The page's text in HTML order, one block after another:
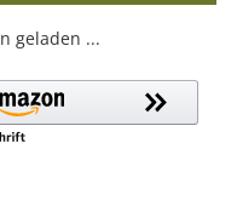
geladen ...